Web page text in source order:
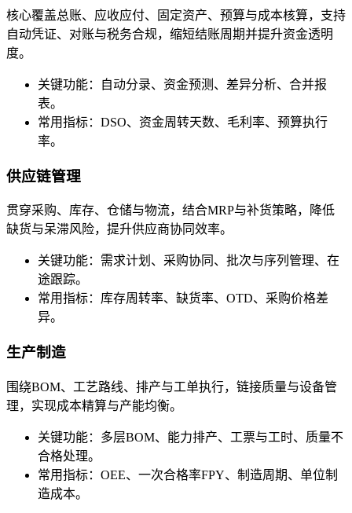
核心覆盖总账、应收应付、固定资产、预算与成本核算，支持
自动凭证、对账与税务合规，缩短结账周期并提升资金透明
度。
关键功能：自动分录、资金预测、差异分析、合并报
表。
常用指标：DSO、资金周转天数、毛利率、预算执行
率。
供应链管理
贯穿采购、库存、仓储与物流，结合MRP与补货策略，降低
缺货与呆滞风险，提升供应商协同效率。
关键功能：需求计划、采购协同、批次与序列管理、在
途跟踪。
常用指标：库存周转率、缺货率、OTD、采购价格差
异。
生产制造
围绕BOM、工艺路线、排产与工单执行，链接质量与设备管
理，实现成本精算与产能均衡。
关键功能：多层BOM、能力排产、工票与工时、质量不
合格处理。
常用指标：OEE、一次合格率FPY、制造周期、单位制
造成本。